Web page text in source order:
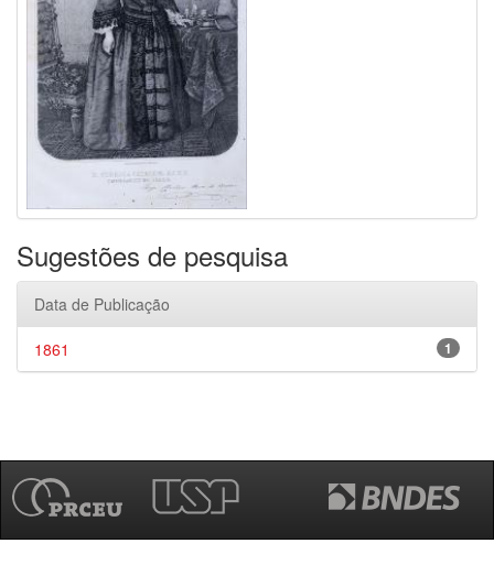
Sugestões de pesquisa
Data de Publicação
1
1861